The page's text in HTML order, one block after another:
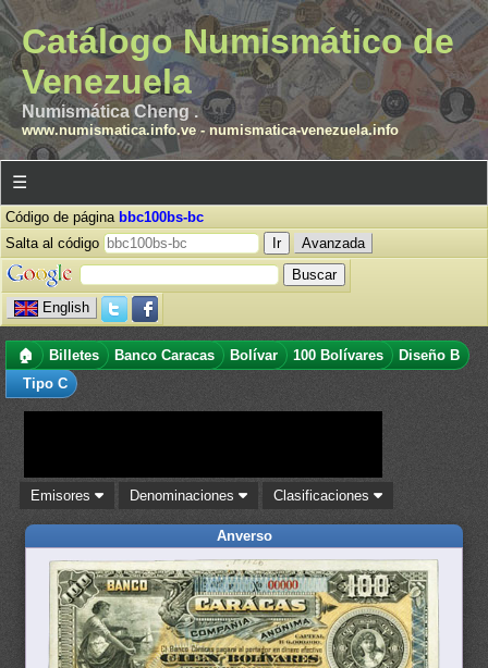
Catálogo Numismático de
Venezuela
Numismática Cheng .
www.numismatica.info.ve- numismatica-venezuela.info
☰
Código de página bbc100bs-bc
Salta al código
Avanzada
English
🏠 Billetes Banco Caracas Bolívar 100 Bolívares
Diseño B
Tipo C
Emisores Denominaciones Clasificaciones
Anverso